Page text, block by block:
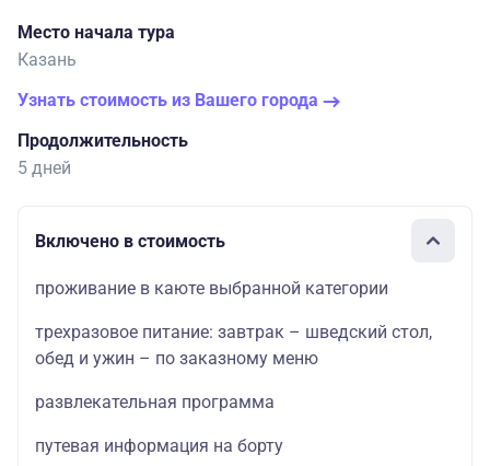
Место начала тура
Казань
Узнать стоимость из Вашего города
Продолжительность
5 дней
Включено в стоимость
проживание в каюте выбранной категории
трехразовое питание: завтрак – шведский стол,
обед и ужин – по заказному меню
развлекательная программа
путевая информация на борту